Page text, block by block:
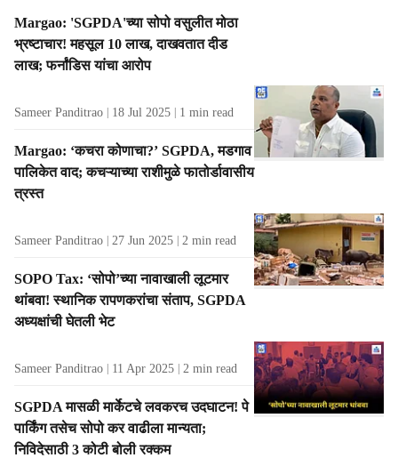
T
a
g
s
l
t
s
Margao: 'SGPDA'च्या सोपो वसुलीत मोठा
भ्रष्‍टाचार! महसूल 10 लाख, दाखवतात दीड
लाख; फर्नांडिस यांचा आरोप
Sameer Panditrao 18 Jul 2025 1 min read
Margao: ‘कचरा कोणाचा?’ SGPDA, मडगाव
पालिकेत वाद; कचऱ्याच्या राशीमुळे फातोर्डावासीय
त्रस्त
Sameer Panditrao 27 Jun 2025 2 min read
SOPO Tax: ‘सोपो’च्या नावाखाली लूटमार
थांबवा! स्थानिक रापणकरांचा संताप, SGPDA
अध्यक्षांची घेतली भेट
Sameer Panditrao 11 Apr 2025 2 min read
SGPDA मासळी मार्केटचे लवकरच उदघाटन! पे
पार्किंग तसेच सोपो कर वाढीला मान्यता;
निविदेसाठी 3 कोटी बोली रक्कम